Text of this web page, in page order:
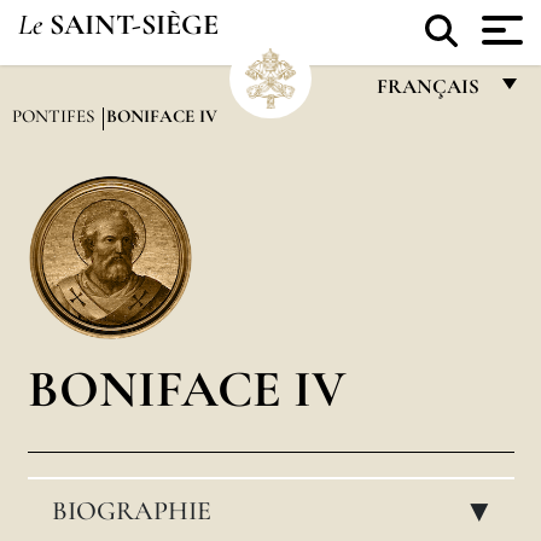
Le SAINT-SIÈGE
FRANÇAIS
PONTIFES BONIFACE IV
BONIFACE IV
BIOGRAPHIE ▸